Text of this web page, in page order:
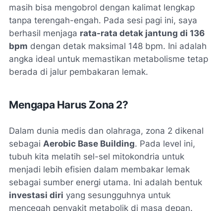
masih bisa mengobrol dengan kalimat lengkap
tanpa terengah-engah. Pada sesi pagi ini, saya
berhasil menjaga rata-rata detak jantung di 136
bpm dengan detak maksimal 148 bpm. Ini adalah
angka ideal untuk memastikan metabolisme tetap
berada di jalur pembakaran lemak.
Mengapa Harus Zona 2?
Dalam dunia medis dan olahraga, zona 2 dikenal
sebagai Aerobic Base Building. Pada level ini,
tubuh kita melatih sel-sel mitokondria untuk
menjadi lebih efisien dalam membakar lemak
sebagai sumber energi utama. Ini adalah bentuk
investasi diri yang sesungguhnya untuk
mencegah penyakit metabolik di masa depan.